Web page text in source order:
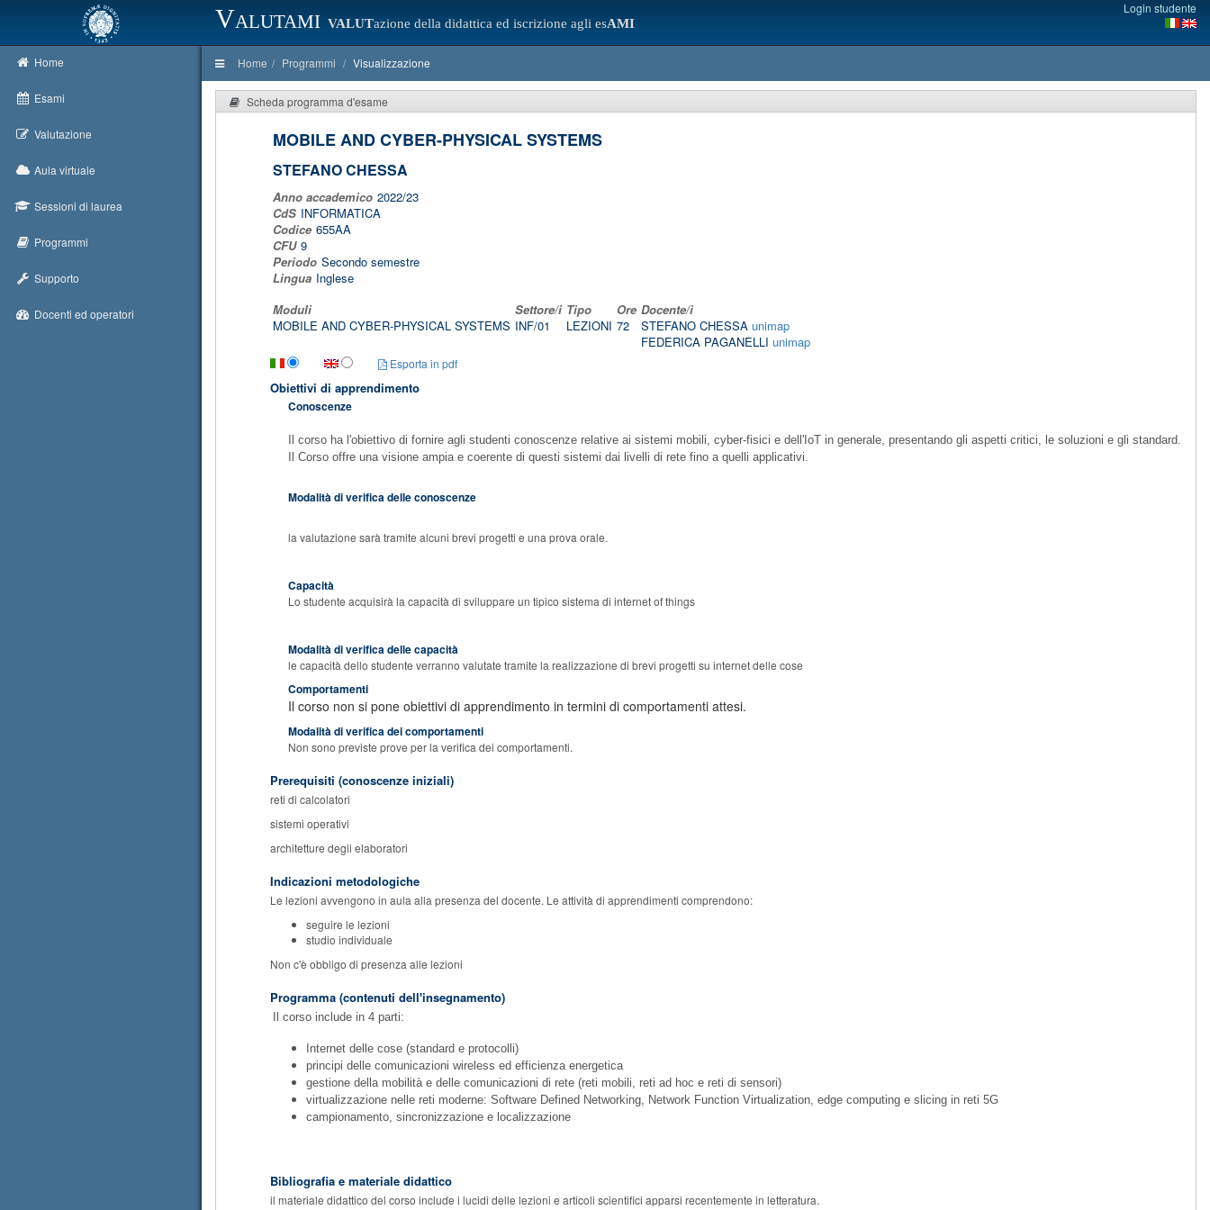
Valutami VALUTazione della didattica ed iscrizione agli esAMI
Login studente
Home
Esami
Valutazione
Aula virtuale
Sessioni di laurea
Programmi
Supporto
Docenti ed operatori
Home Programmi Visualizzazione
Scheda programma d'esame
MOBILE AND CYBER-PHYSICAL SYSTEMS
STEFANO CHESSA
Anno accademico 2022/23
CdS INFORMATICA
Codice 655AA
CFU 9
Periodo Secondo semestre
Lingua Inglese
Moduli
Settore/i Tipo Ore Docente/i
MOBILE AND CYBER-PHYSICAL SYSTEMS INF/01 LEZIONI 72 STEFANO CHESSA unimap
FEDERICA PAGANELLI unimap
Esporta in pdf
Obiettivi di apprendimento
Conoscenze
Il corso ha l'obiettivo di fornire agli studenti conoscenze relative ai sistemi mobili, cyber-fisici e dell'IoT in generale, presentando gli aspetti critici, le soluzioni e gli standard.
Il Corso offre una visione ampia e coerente di questi sistemi dai livelli di rete fino a quelli applicativi.
Modalità di verifica delle conoscenze
la valutazione sarà tramite alcuni brevi progetti e una prova orale.
Capacità
Lo studente acquisirà la capacità di sviluppare un tipico sistema di internet of things
Modalità di verifica delle capacità
le capacità dello studente verranno valutate tramite la realizzazione di brevi progetti su internet delle cose
Comportamenti
Il corso non si pone obiettivi di apprendimento in termini di comportamenti attesi.
Modalità di verifica dei comportamenti
Non sono previste prove per la verifica dei comportamenti.
Prerequisiti (conoscenze iniziali)
reti di calcolatori
sistemi operativi
architetture degli elaboratori
Indicazioni metodologiche
Le lezioni avvengono in aula alla presenza del docente. Le attività di apprendimenti comprendono:
seguire le lezioni
studio individuale
Non c'è obbligo di presenza alle lezioni
Programma (contenuti dell'insegnamento)
Il corso include in 4 parti:
Internet delle cose (standard e protocolli)
principi delle comunicazioni wireless ed efficienza energetica
gestione della mobilità e delle comunicazioni di rete (reti mobili, reti ad hoc e reti di sensori)
virtualizzazione nelle reti moderne: Software Defined Networking, Network Function Virtualization, edge computing e slicing in reti 5G
campionamento, sincronizzazione e localizzazione
Bibliografia e materiale didattico
il materiale didattico del corso include i lucidi delle lezioni e articoli scientifici apparsi recentemente in letteratura.